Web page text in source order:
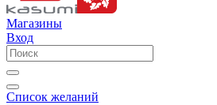
Магазины
Вход
Список желаний